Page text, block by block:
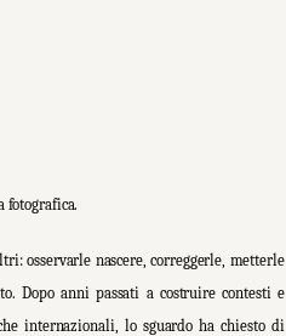
fotografica.
osservarle nascere, correggerle, metterle
Dopo anni passati a costruire contesti e
internazionali, lo sguardo ha chiesto di